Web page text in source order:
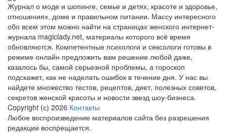
Журнал о моде и шопинге, семье и детях, красоте и здоровье,
отношениях, доме и правильном питании. Массу интересного
обо всем этом можно найти на страницах женского интернет-
журнала magiclady.net, материалы которого всё время
обновляются. Компетентные психологи и сексологи готовы в
режиме онлайн предложить вам решение любой даже,
казалось бы, самой серьезной проблемы, а гороскоп
подскажет, как не наделать ошибок в течение дня. У нас вы
найдете множество тестов, рецептов, диет, полезных советов,
секретов женской красоты и новости звезд шоу-бизнеса.
Copyright (с) 2026 Контакты
Любое воспроизведение материалов сайта без разрешения
редакции воспрещается.